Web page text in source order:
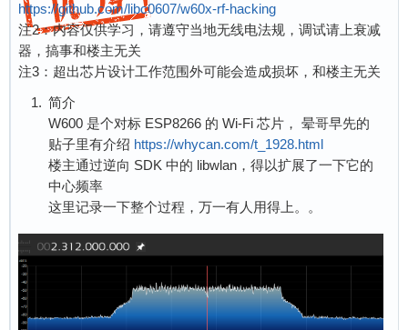
https://github.com/libc0607/w60x-rf-hacking
注2：内容仅供学习，请遵守当地无线电法规，调试请上衰减
器，搞事和楼主无关
注3：超出芯片设计工作范围外可能会造成损坏，和楼主无关
简介
W600 是个对标 ESP8266 的 Wi-Fi 芯片， 晕哥早先的
贴子里有介绍 https://whycan.com/t_1928.html
楼主通过逆向 SDK 中的 libwlan，得以扩展了一下它的
中心频率
这里记录一下整个过程，万一有人用得上。。